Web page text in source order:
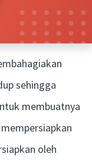
sehingga
membuatnya
oleh